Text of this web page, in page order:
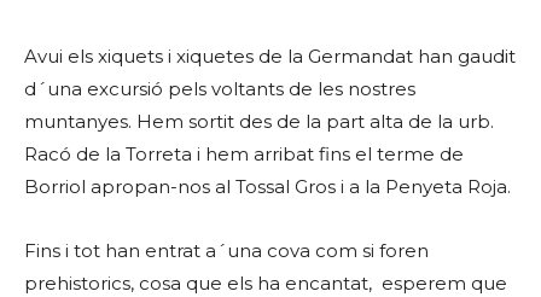
Avui els xiquets i xiquetes de la Germandat han gaudit
d´una excursió pels voltants de les nostres
muntanyes. Hem sortit des de la part alta de la urb.
Racó de la Torreta i hem arribat fins el terme de
Borriol apropan-nos al Tossal Gros i a la Penyeta Roja.
Fins i tot han entrat a´una cova com si foren
prehistorics, cosa que els ha encantat, esperem que